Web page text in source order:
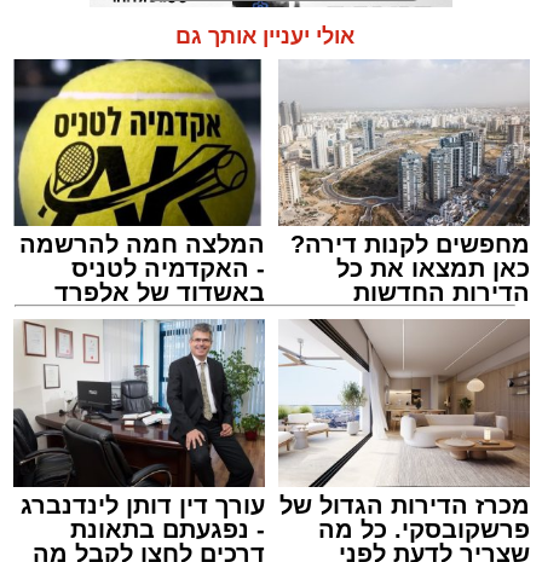
לטפל באירוע ולתחקר את המעורבים.
מעוניינים להגיב? לדווח ? צרו איתנו קשר במייל -
ASHDODS@ISNET.CO.IL
תגים:אשדוד ידידים
אמש (חמישי) בסביבות השעה 21:49, התקבלה
קריאת חירום במוקד ארגון "ידידים" אודות תינוק
שננעל בשגגה ברכב לעיני אמו הדואגת, ברחוב
כ"ט בנובמבר באשקלון.
מישאל שי לוי, מוקדן ידידים שקיבל את השיחה,
הזניק מיד כוחות לסיוע. דניאל ברכה, מתנדב
אולי יעניין אותך גם
מחפשים לקנות דירה?
כאן תמצאו את כל
הדירות החדשות
למכירה באשדוד >>>
המלצה חמה להרשמה
- האקדמיה לטניס
באשדוד של אלפרד
קריאולנסקי - לילדים
מכרז הדירות הגדול של
פרשקובסקי. כל מה
שצריך לדעת לפני
עורך דין דותן לינדנברג
- נפגעתם בתאונת
דרכים לחצו לקבל מה